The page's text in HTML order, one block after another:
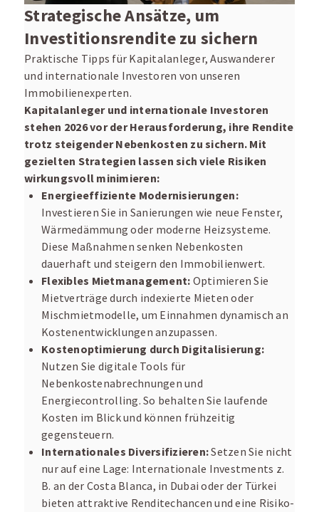
Strategische Ansätze, um
Investitionsrendite zu sichern
Praktische Tipps für Kapitalanleger, Auswanderer
und internationale Investoren von unseren
Immobilienexperten.
Kapitalanleger und internationale Investoren
stehen 2026 vor der Herausforderung, ihre Rendite
trotz steigender Nebenkosten zu sichern. Mit
gezielten Strategien lassen sich viele Risiken
wirkungsvoll minimieren:
Energieeffiziente Modernisierungen:
Investieren Sie in Sanierungen wie neue Fenster,
Wärmedämmung oder moderne Heizsysteme.
Diese Maßnahmen senken Nebenkosten
dauerhaft und steigern den Immobilienwert.
Flexibles Mietmanagement: Optimieren Sie
Mietverträge durch indexierte Mieten oder
Mischmietmodelle, um Einnahmen dynamisch an
Kostenentwicklungen anzupassen.
Kostenoptimierung durch Digitalisierung:
Nutzen Sie digitale Tools für
Nebenkostenabrechnungen und
Energiecontrolling. So behalten Sie laufende
Kosten im Blick und können frühzeitig
gegensteuern.
Internationales Diversifizieren:Setzen Sie nicht
nur auf eine Lage: Internationale Investments z.
B. an der Costa Blanca, in Dubai oder der Türkei
bieten attraktive Renditechancen und eine Risiko-